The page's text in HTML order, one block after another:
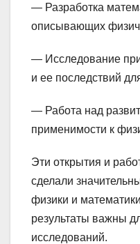
— Разработка
описывающих
— Исследование
и ее последствий
— Работа над
применимости к
Эти открытия и
сделали
физики и
результаты важны
исследований.